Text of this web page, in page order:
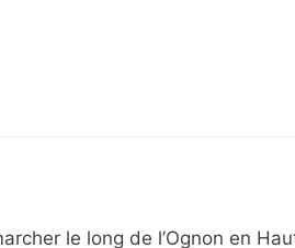
le long de l’Ognon en